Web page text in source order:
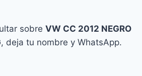
sobreVW CC 2012 NEGRO
, deja tu nombre y WhatsApp.